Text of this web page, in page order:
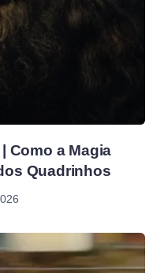
Como a Magia
Quadrinhos